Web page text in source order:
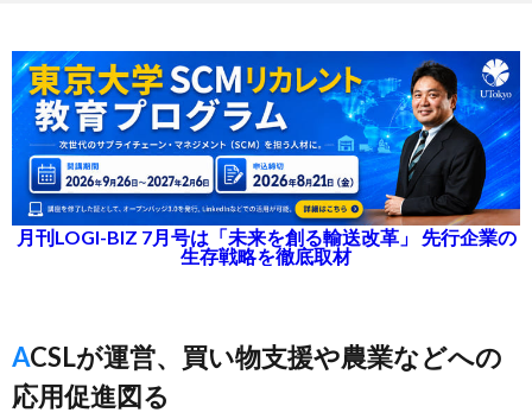
月刊LOGI-BIZ 7月号は「未来を創る輸送改革」 先行企業の
生存戦略を徹底取材
ACSLが運営、買い物支援や農業などへの
応用促進図る